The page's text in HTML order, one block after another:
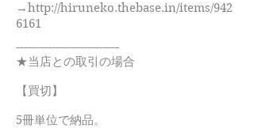
→http://hiruneko.thebase.in/items/942
6161
--------------------------
★当店との取引の場合
【買切】
5冊単位で納品。